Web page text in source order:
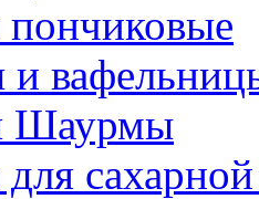
Шаурмы